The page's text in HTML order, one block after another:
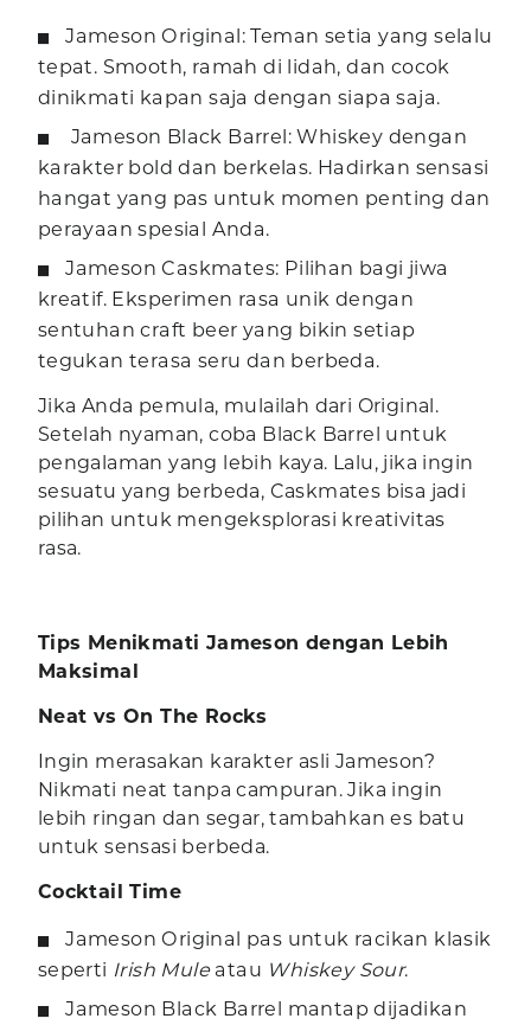
Jameson Original: Teman setia yang selalu
tepat. Smooth, ramah di lidah, dan cocok
dinikmati kapan saja dengan siapa saja.
Jameson Black Barrel: Whiskey dengan
karakter bold dan berkelas. Hadirkan sensasi
hangat yang pas untuk momen penting dan
perayaan spesial Anda.
Jameson Caskmates: Pilihan bagi jiwa
kreatif. Eksperimen rasa unik dengan
sentuhan craft beer yang bikin setiap
tegukan terasa seru dan berbeda.
Jika Anda pemula, mulailah dari Original.
Setelah nyaman, coba Black Barrel untuk
pengalaman yang lebih kaya. Lalu, jika ingin
sesuatu yang berbeda, Caskmates bisa jadi
pilihan untuk mengeksplorasi kreativitas
rasa.
Tips Menikmati Jameson dengan Lebih
Maksimal
Neat vs On The Rocks
Ingin merasakan karakter asli Jameson?
Nikmati neat tanpa campuran. Jika ingin
lebih ringan dan segar, tambahkan es batu
untuk sensasi berbeda.
Cocktail Time
Jameson Original pas untuk racikan klasik
seperti Irish Muleatau Whiskey Sour.
Jameson Black Barrel mantap dijadikan